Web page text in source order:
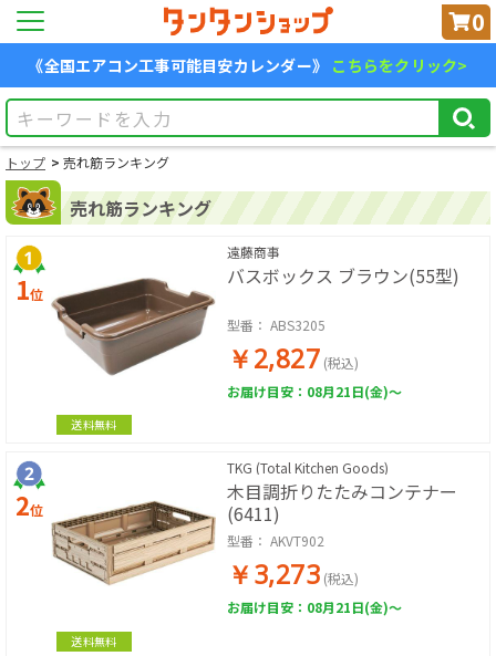
0
《全国エアコン工事可能目安カレンダー》 こちらをクリック>
トップ 売れ筋ランキング
売れ筋ランキング
1位
送料無料
遠藤商事
バスボックス ブラウン(55型)
型番： ABS3205
￥2,827 (税込)
お届け目安：08月21日(金)～
2位
送料無料
TKG (Total Kitchen Goods)
木目調折りたたみコンテナー
(6411)
型番： AKVT902
￥3,273 (税込)
お届け目安：08月21日(金)～